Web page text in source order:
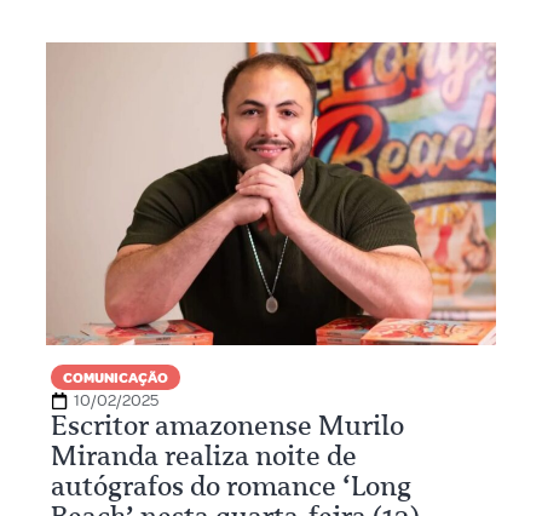
COMUNICAÇÃO
10/02/2025
Escritor amazonense Murilo
Miranda realiza noite de
autógrafos do romance ‘Long